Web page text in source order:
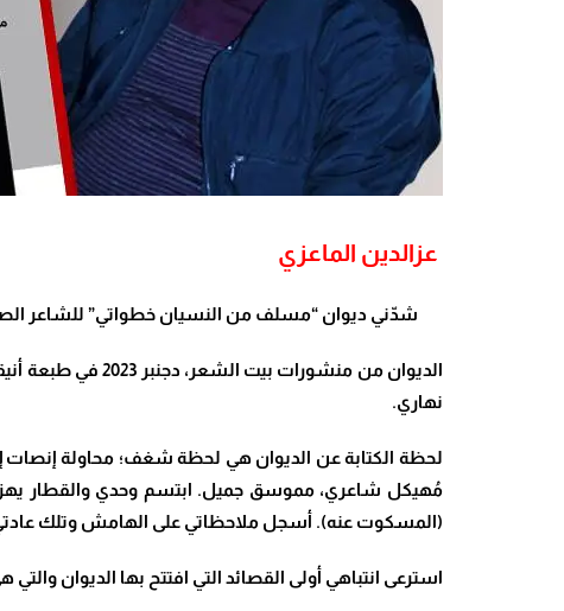
عزالدين الماعزي
شدّني ديوان “مسلف من النسيان خطواتي” للشاعر
نهاري.
لحظة الكتابة عن الديوان هي لحظة شغف؛ محاولة إنصات
مُهيكل شاعري، مموسق جميل. ابتسم وحدي والقطار يهز
(المسكوت عنه). أسجل ملاحظاتي على الهامش وتلك عادتي
استرعى انتباهي أولى القصائد التي افتتح بها الديوان